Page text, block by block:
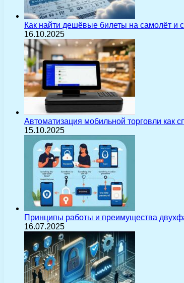
Как найти дешёвые билеты на самолёт и
16.10.2025
Автоматизация мобильной торговли как
15.10.2025
Принципы работы и преимущества
16.07.2025